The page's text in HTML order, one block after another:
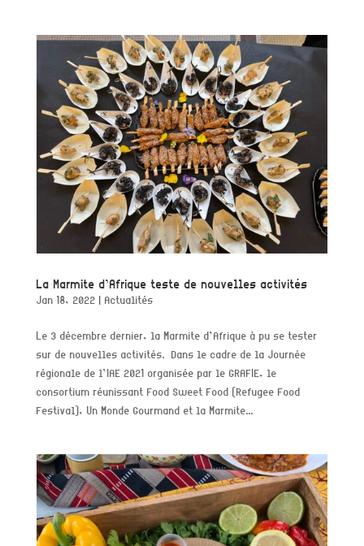
La Marmite d’Afrique teste de nouvelles activités
Jan 18, 2022 | Actualités
Le 3 décembre dernier, la Marmite d’Afrique à pu se tester
sur de nouvelles activités. Dans le cadre de la Journée
régionale de l’IAE 2021 organisée par le GRAFIE, le
consortium réunissant Food Sweet Food (Refugee Food
Festival), Un Monde Gourmand et la Marmite...